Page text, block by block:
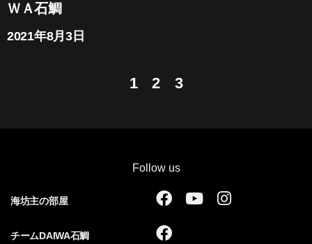
ＷＡ石鯛
2021年8月3日
1 2 3
Follow us
海坊主の部屋
F
c
Y
I
チームDAIWA石鯛
F